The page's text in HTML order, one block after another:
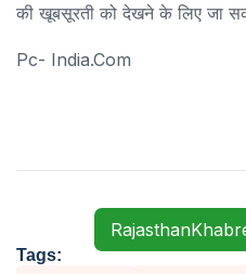
की खूबसूरती को देखने के लिए जा
Pc- India.com
Tags: